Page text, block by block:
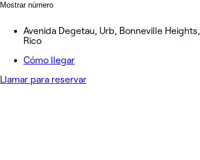
Mostrar número
Avenida Degetau, Urb, Bonneville
Rico
Cómo llegar
Llamar para reservar